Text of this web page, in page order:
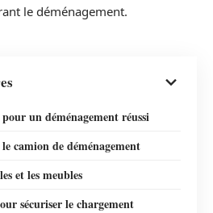
le déménagement.
un déménagement réussi
camion de déménagement
et les meubles
sécuriser le chargement